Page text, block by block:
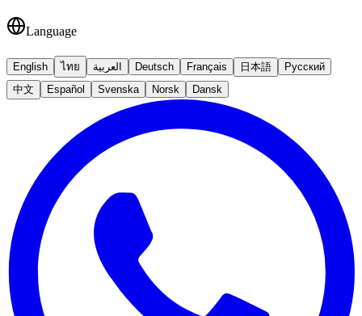
Language
English ไทย العربية Deutsch Français 日本語
Русский
中文
Español Svenska Norsk Dansk